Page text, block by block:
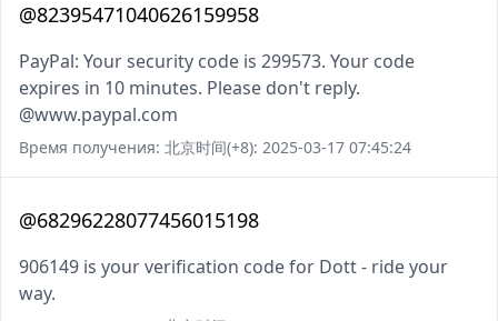
@82395471040626159958
PayPal: Your security code is 299573. Your code
expires in 10 minutes. Please don't reply.
@www.paypal.com
Время получения: 北京时间(+8): 2025-03-17 07:45:24
@68296228077456015198
906149 is your verification code for Dott - ride your
way.